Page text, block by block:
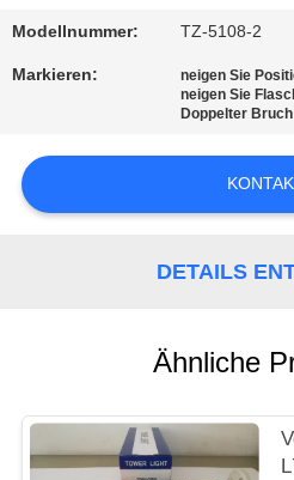
NEUIGKEITEN
EIN
ANGEBOT
Modellnummer: TZ-5108-2
Markieren: neigen Sie
neigen Sie
Doppelter
DETAILS
Ähnliche